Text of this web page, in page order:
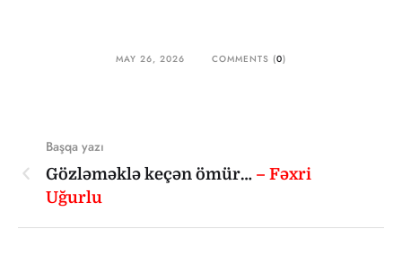
MAY 26, 2026 COMMENTS (0)
Başqa yazı
Gözləməklə keçən ömür… – Fəxri
Uğurlu